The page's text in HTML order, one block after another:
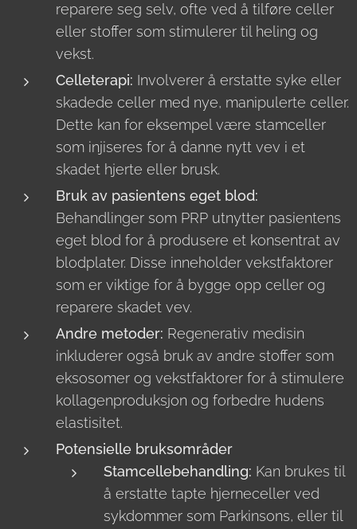
reparere seg selv, ofte ved å tilføre celler
eller stoffer som stimulerer til heling og
vekst.
Celleterapi: Involverer å erstatte syke eller
skadede celler med nye, manipulerte celler.
Dette kan for eksempel være stamceller
som injiseres for å danne nytt vev i et
skadet hjerte eller brusk.
Bruk av pasientens eget blod:
Behandlinger som PRP utnytter pasientens
eget blod for å produsere et konsentrat av
blodplater. Disse inneholder vekstfaktorer
som er viktige for å bygge opp celler og
reparere skadet vev.
Andre metoder: Regenerativ medisin
inkluderer også bruk av andre stoffer som
eksosomer og vekstfaktorer for å stimulere
kollagenproduksjon og forbedre hudens
elastisitet.
Potensielle bruksområder
Stamcellebehandling: Kan brukes til
å erstatte tapte hjerneceller ved
sykdommer som Parkinsons, eller til